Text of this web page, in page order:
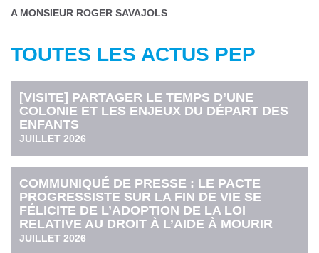
A MONSIEUR ROGER SAVAJOLS
TOUTES LES ACTUS PEP
[VISITE] PARTAGER LE TEMPS D’UNE
COLONIE ET LES ENJEUX DU DÉPART DES
ENFANTS
JUILLET 2026
COMMUNIQUÉ DE PRESSE : LE PACTE
PROGRESSISTE SUR LA FIN DE VIE SE
FÉLICITE DE L’ADOPTION DE LA LOI
RELATIVE AU DROIT À L’AIDE À MOURIR
JUILLET 2026